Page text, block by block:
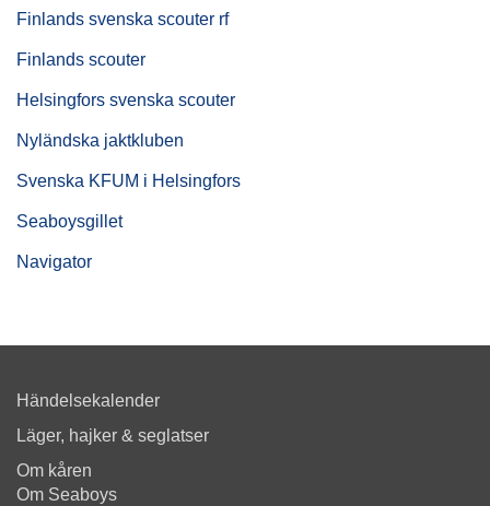
Finlands svenska scouter rf
Finlands scouter
Helsingfors svenska scouter
Nyländska jaktkluben
Svenska KFUM i Helsingfors
Seaboysgillet
Navigator
Händelsekalender
Läger, hajker & seglatser
Om kåren
Om Seaboys